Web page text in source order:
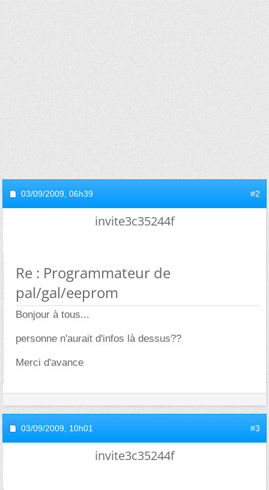
03/09/2009, 06h39 #2
invite3c35244f
Re : Programmateur de
pal/gal/eeprom
Bonjour à tous...
personne n'aurait d'infos là dessus??
Merci d'avance
03/09/2009, 10h01 #3
invite3c35244f